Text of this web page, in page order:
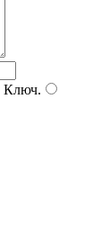
Ключ.